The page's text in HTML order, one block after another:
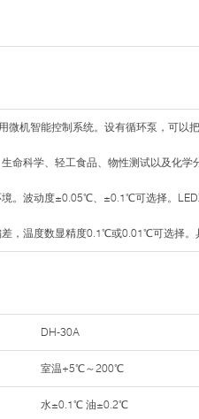
微机智能控制系统。设有循环泵，可以
命科学、轻工食品、物性测试以及化
。波动度±0.05℃、±0.1℃可选择。
，温度数显精度0.1℃或0.01℃可选择。
DH-30A
室温+5℃～200℃
水±0.1℃ 油±0.2℃